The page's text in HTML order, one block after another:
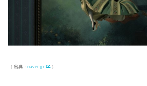
（ 出典：naver.jp ）